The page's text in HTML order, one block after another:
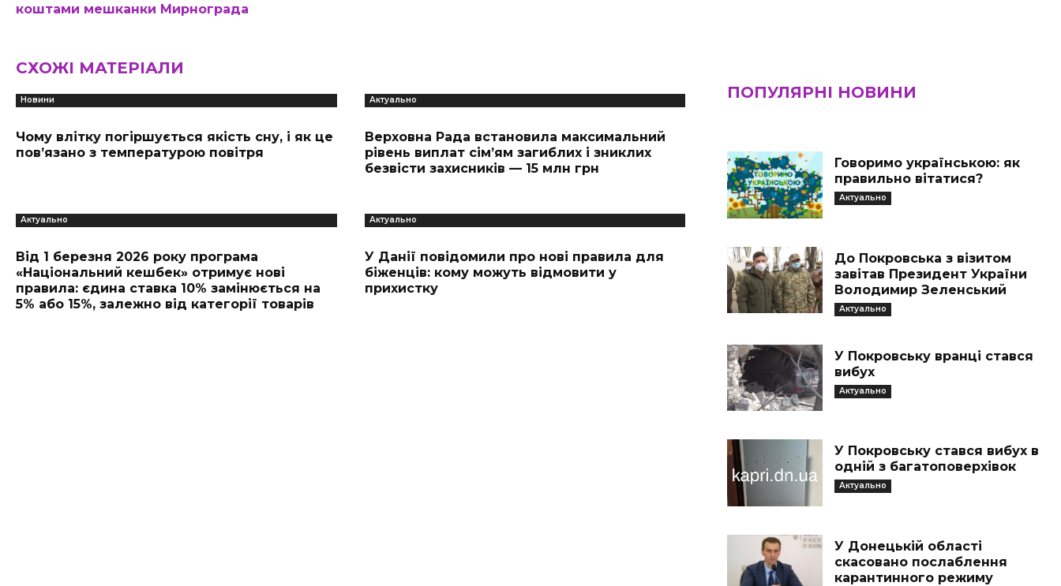
коштами мешканки Мирнограда
СХОЖІ МАТЕРІАЛИ
Новини
Чому влітку погіршується якість сну, і як це
пов’язано з температурою повітря
Актуально
Верховна Рада встановила максимальний
рівень виплат сім’ям загиблих і зниклих
безвісти захисників — 15 млн грн
Актуально
Від 1 березня 2026 року програма
«Національний кешбек» отримує нові
правила: єдина ставка 10% замінюється на
5% або 15%, залежно від категорії товарів
Актуально
У Данії повідомили про нові правила для
біженців: кому можуть відмовити у
прихистку
ПОПУЛЯРНІ НОВИНИ
Говоримо українською: як
правильно вітатися?
Актуально
До Покровська з візитом
завітав Президент України
Володимир Зеленський
Актуально
У Покровську вранці стався
вибух
Актуально
У Покровську стався вибух в
одній з багатоповерхівок
Актуально
У Донецькій області
скасовано послаблення
карантинного режиму